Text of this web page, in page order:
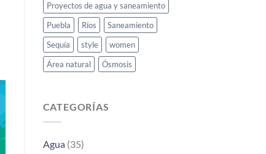
Proyectos de agua y saneamiento
Puebla
Ríos
Saneamiento
Sequía
style
women
Área natural
Ósmosis
CATEGORÍAS
Agua(35)